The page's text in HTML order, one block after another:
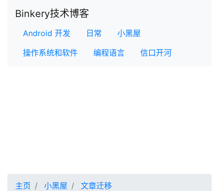
Binkery技术博客
Android 开发 日常
小黑屋
操作系统和软件
编程语言 信口开河
主页 小黑屋
文章迁移